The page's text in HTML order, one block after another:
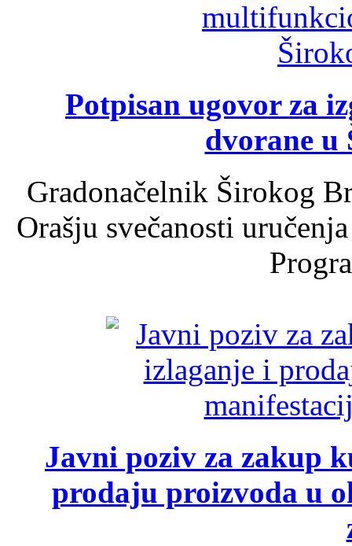
Potpisan ugovor za
dvorane u
Gradonačelnik Širokog
Orašju svečanosti
Javni poziv za zakup
prodaju proizvoda u